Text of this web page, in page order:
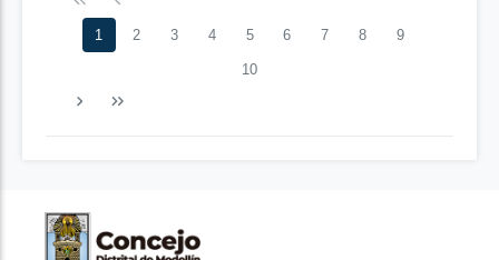
1 2 3 4 5 6 7 8 9
10